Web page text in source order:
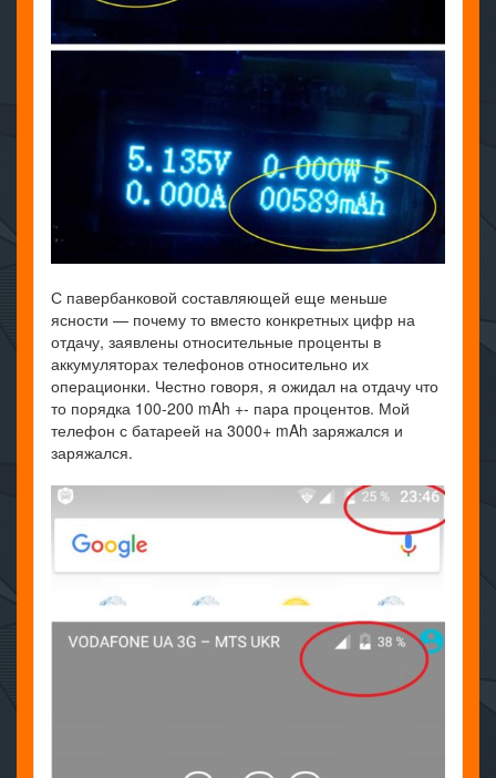
С павербанковой составляющей еще меньше
ясности — почему то вместо конкретных цифр на
отдачу, заявлены относительные проценты в
аккумуляторах телефонов относительно их
операционки. Честно говоря, я ожидал на отдачу что
то порядка 100-200 mAh +- пара процентов. Мой
телефон с батареей на 3000+ mAh заряжался и
заряжался.